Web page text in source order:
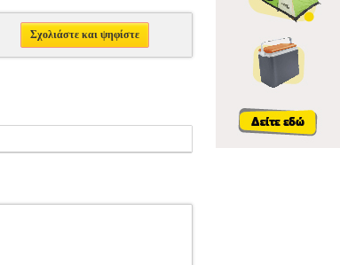
Σχολιάστε και ψηφίστε